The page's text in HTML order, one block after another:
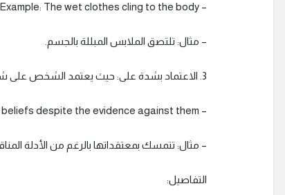
– Example: The wet clothes cling to the body.
– مثال: تلتصق الملابس المبللة بالجسم.
3. الاعتماد بشدة على: حيث يعتمد الشخص على شخص أو شيء معين بشكل مكثف.
– Example: She clings to her beliefs despite the evidence against them.
– مثال: تتمسك بمعتقداتها بالرغم من الأدلة
التفاصيل: